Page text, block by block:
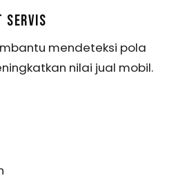
SERVIS
mendeteksi pola
nilai jual mobil.